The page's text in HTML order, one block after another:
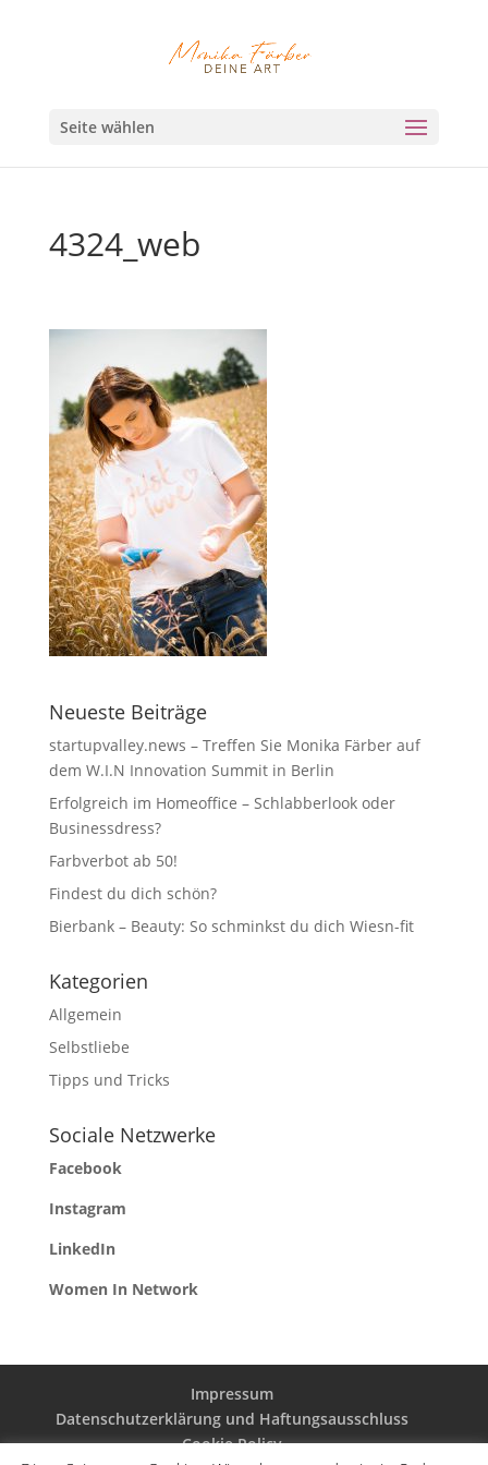
Seite wählen
4324_web
Neueste Beiträge
startupvalley.news – Treffen Sie Monika Färber auf
dem W.I.N Innovation Summit in Berlin
Erfolgreich im Homeoffice – Schlabberlook oder
Businessdress?
Farbverbot ab 50!
Findest du dich schön?
Bierbank – Beauty: So schminkst du dich Wiesn-fit
Kategorien
Allgemein
Selbstliebe
Tipps und Tricks
Sociale Netzwerke
Facebook
Instagram
LinkedIn
Women In Network
Impressum
Datenschutzerklärung und Haftungsausschluss
Cookie Policy